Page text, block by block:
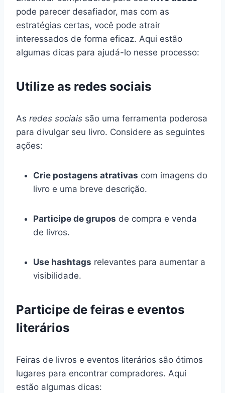
pode parecer desafiador, mas com as
estratégias certas, você pode atrair
interessados de forma eficaz. Aqui estão
algumas dicas para ajudá-lo nesse processo:
Utilize as redes sociais
As redes sociais são uma ferramenta poderosa
para divulgar seu livro. Considere as seguintes
ações:
Crie postagens atrativas com imagens do
livro e uma breve descrição.
Participe de grupos de compra e venda
de livros.
Use hashtags relevantes para aumentar a
visibilidade.
Participe de feiras e eventos
literários
Feiras de livros e eventos literários são ótimos
lugares para encontrar compradores. Aqui
estão algumas dicas: